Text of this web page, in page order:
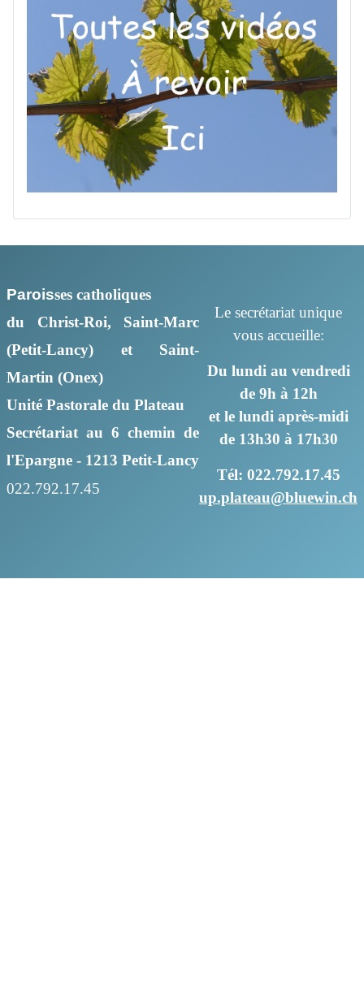
Paroisses catholiques
du Christ-Roi, Saint-Marc
(Petit-Lancy) et Saint-
Martin (Onex)
Unité Pastorale du Plateau
Secrétariat au 6 chemin de
l'Epargne - 1213 Petit-Lancy
022.792.17.45
Le secrétariat unique
vous accueille:
Du lundi au vendredi
de 9h à 12h
et le lundi après-midi
de 13h30 à 17h30
Tél: 022.792.17.45
up.plateau@bluewin.ch